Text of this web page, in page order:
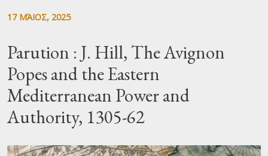
17 ΜΆΙΟΣ, 2025
Parution : J. Hill, The Avignon
Popes and the Eastern
Mediterranean Power and
Authority, 1305-62